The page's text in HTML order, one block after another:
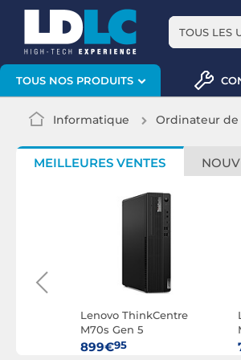
TOUS LES
TOUS NOS PRODUITS
Informatique Ordinateur de
MEILLEURES VENTES
Lenovo ThinkCentre
M70s Gen 5
(12U8008NFR)
899€95